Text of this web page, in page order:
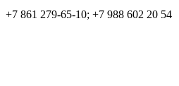
+7 861 279-65-10; +7 988 602 20 54